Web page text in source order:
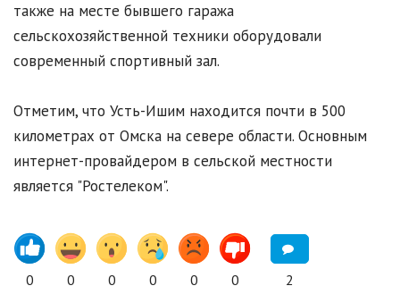
также на месте бывшего гаража
сельскохозяйственной техники оборудовали
современный спортивный зал.
Отметим, что Усть-Ишим находится почти в 500
километрах от Омска на севере области. Основным
интернет-провайдером в сельской местности
является "Ростелеком".
0 0 0 0 0 0 2